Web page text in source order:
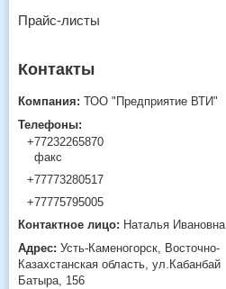
Прайс-листы
ТОО "Предприятие ВТИ"
+77232265870
факс
+77773280517
+77775795005
Наталья Ивановна
Усть-Каменогорск
Восточно-
Казахстанская область ул.Кабанбай
Батыра, 156